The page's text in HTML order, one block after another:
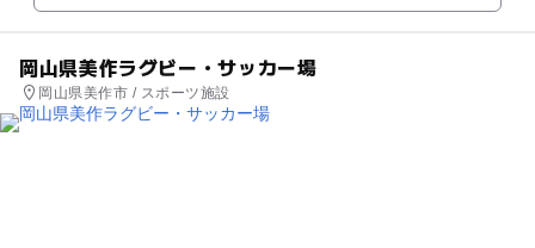
岡山県美作ラグビー・サッカー場
岡山県美作市 / スポーツ施設